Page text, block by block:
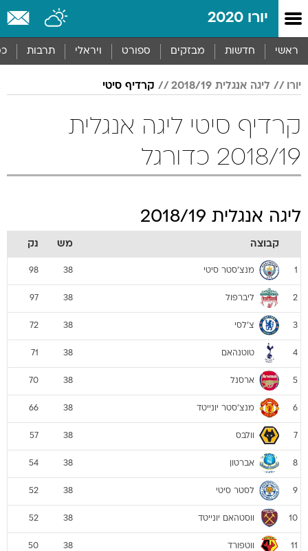
יורו 2020
ראשי חדשות מבזקים ספורט ויראלי תרבות
יורו ליגה אנגלית 2018/19 קרדיף סיטי
קרדיף סיטי ליגה אנגלית
2018/19 כדורגל
ליגה אנגלית 2018/19
קבוצה מש נק
1 מנצ'סטר סיטי 38
98
2 ליברפול 38
97
3 צ'לסי 38
72
4 טוטנהאם 38
71
5 ארסנל 38
70
6 מנצ'סטר יונייטד 38
66
7 וולבס 38
57
8 אברטון 38
54
9 לסטר סיטי 38
52
10 ווסטהאם יונייטד 38
52
11 ווטפורד 38
50